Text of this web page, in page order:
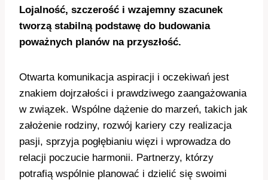
Lojalność, szczerość i wzajemny szacunek
tworzą stabilną podstawę do budowania
poważnych planów na przyszłość.
Otwarta komunikacja aspiracji i oczekiwań jest
znakiem dojrzałości i prawdziwego zaangażowania
w związek. Wspólne dążenie do marzeń, takich jak
założenie rodziny, rozwój kariery czy realizacja
pasji, sprzyja pogłębianiu więzi i wprowadza do
relacji poczucie harmonii. Partnerzy, którzy
potrafią wspólnie planować i dzielić się swoimi